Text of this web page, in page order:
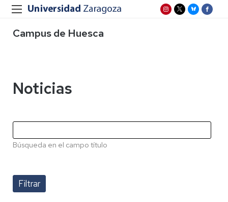
Campus de Huesca
Noticias
Búsqueda en el campo título